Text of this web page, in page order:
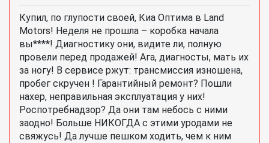
Купил, по глупости своей, Киа Оптима в Land
Motors! Неделя не прошла – коробка начала
вы****! Диагностику они, видите ли, полную
провели перед продажей! Ага, диагносты, мать их
за ногу! В сервисе ржут: трансмиссия изношена,
пробег скручен ! Гарантийный ремонт? Пошли
нахер, неправильная эксплуатация у них!
Роспотребнадзор? Да они там небось с ними
заодно! Больше НИКОГДА с этими уродами не
свяжусь! Да лучше пешком ходить, чем к ним